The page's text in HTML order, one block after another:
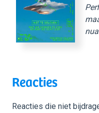
Reacties
Reacties die niet